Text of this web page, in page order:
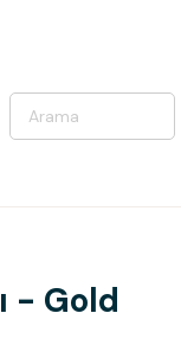
- Gold